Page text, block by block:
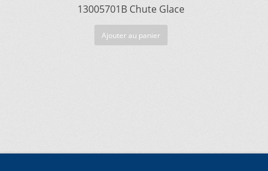
13005701B Chute Glace
Ajouter au panier